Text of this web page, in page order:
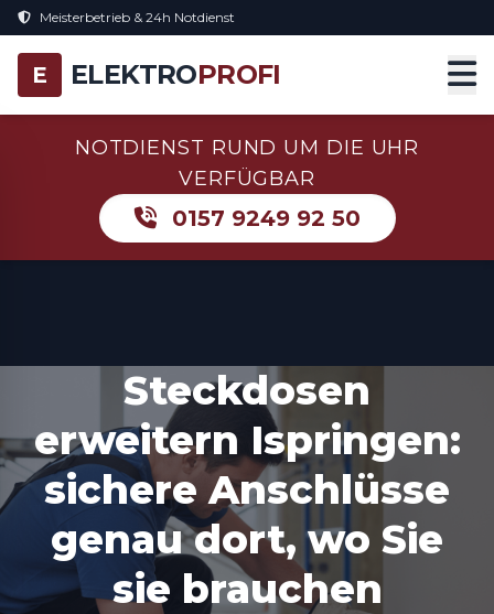
Meisterbetrieb & 24h Notdienst
E ELEKTROPROFI
NOTDIENST RUND UM DIE UHR
VERFÜGBAR
0157 9249 92 50
Steckdosen
erweitern Ispringen:
sichere Anschlüsse
genau dort, wo Sie
sie brauchen